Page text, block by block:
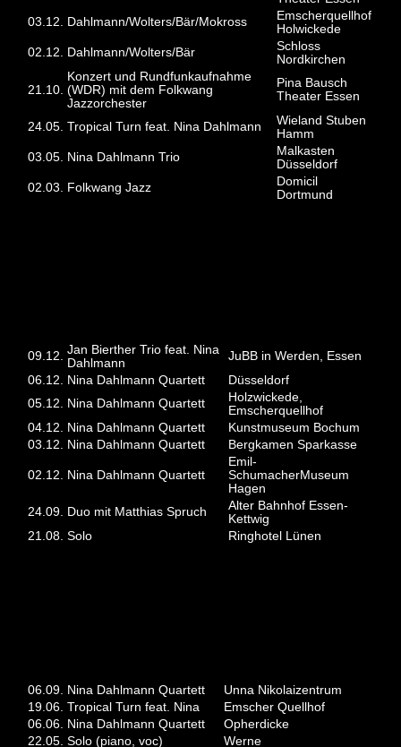
03.12. Dahlmann/Wolters/Bär/Mokross
Emscherquellhof
Holwickede
02.12. Dahlmann/Wolters/Bär
Schloss
Nordkirchen
21.10.
Konzert und Rundfunkaufnahme
(WDR) mit dem Folkwang
Jazzorchester
Pina Bausch
Theater Essen
24.05. Tropical Turn feat. Nina Dahlmann
Wieland Stuben
Hamm
03.05. Nina Dahlmann Trio
Malkasten
Düsseldorf
02.03. Folkwang Jazz
Domicil
Dortmund
09.12.
Jan Bierther Trio feat. Nina
Dahlmann
JuBB in Werden, Essen
06.12.
Nina Dahlmann Quartett
Düsseldorf
05.12.
Nina Dahlmann Quartett
Holzwickede,
Emscherquellhof
04.12.
Nina Dahlmann Quartett
Kunstmuseum Bochum
03.12.
Nina Dahlmann Quartett Bergkamen Sparkasse
02.12. Nina Dahlmann Quartett
Emil-
SchumacherMuseum
Hagen
24.09. Duo mit Matthias Spruch
Alter Bahnhof Essen-
Kettwig
21.08. Solo Ringhotel Lünen
06.09. Nina Dahlmann Quartett
Unna Nikolaizentrum
19.06. Tropical Turn feat. Nina
Emscher Quellhof
06.06. Nina Dahlmann Quartett
Opherdicke
22.05. Solo (piano, voc)
Werne